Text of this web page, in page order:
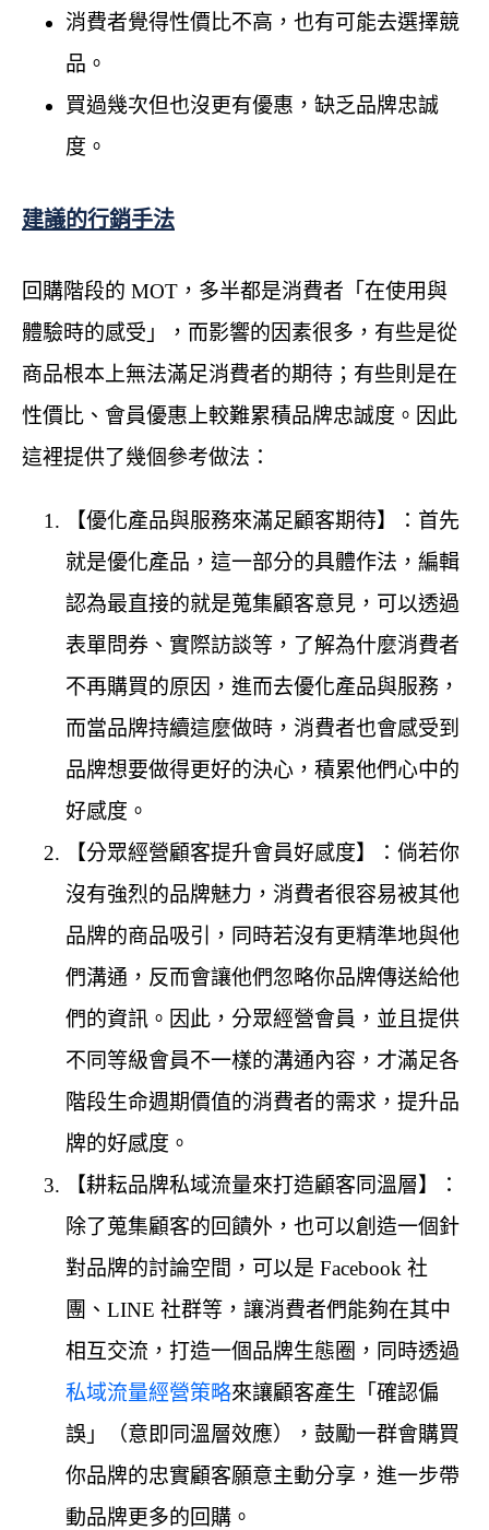
消費者覺得性價比不高，也有可能去選擇競
品。
買過幾次但也沒更有優惠，缺乏品牌忠誠
度。
建議的行銷手法
回購階段的 MOT，多半都是消費者「在使用與
體驗時的感受」，而影響的因素很多，有些是從
商品根本上無法滿足消費者的期待；有些則是在
性價比、會員優惠上較難累積品牌忠誠度。因此
這裡提供了幾個參考做法：
【優化產品與服務來滿足顧客期待】：首先
就是優化產品，這一部分的具體作法，編輯
認為最直接的就是蒐集顧客意見，可以透過
表單問券、實際訪談等，了解為什麼消費者
不再購買的原因，進而去優化產品與服務，
而當品牌持續這麼做時，消費者也會感受到
品牌想要做得更好的決心，積累他們心中的
好感度。
【分眾經營顧客提升會員好感度】：倘若你
沒有強烈的品牌魅力，消費者很容易被其他
品牌的商品吸引，同時若沒有更精準地與他
們溝通，反而會讓他們忽略你品牌傳送給他
們的資訊。因此，分眾經營會員，並且提供
不同等級會員不一樣的溝通內容，才滿足各
階段生命週期價值的消費者的需求，提升品
牌的好感度。
【耕耘品牌私域流量來打造顧客同溫層】：
除了蒐集顧客的回饋外，也可以創造一個針
對品牌的討論空間，可以是 Facebook 社
團、LINE 社群等，讓消費者們能夠在其中
相互交流，打造一個品牌生態圈，同時透過
私域流量經營策略來讓顧客產生「確認偏
誤」（意即同溫層效應），鼓勵一群會購買
你品牌的忠實顧客願意主動分享，進一步帶
動品牌更多的回購。